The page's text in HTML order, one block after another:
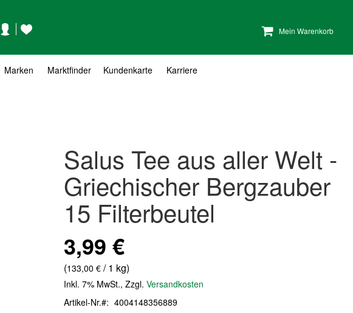
Mein Warenkorb
KontoWunschzettel
Marken Marktfinder Kundenkarte Karriere
Salus Tee aus aller Welt -
Griechischer Bergzauber
15 Filterbeutel
3,99 €
(133,00 €/ 1 kg)
Inkl. 7% MwSt., Zzgl. Versandkosten
Artikel-Nr.
4004148356889